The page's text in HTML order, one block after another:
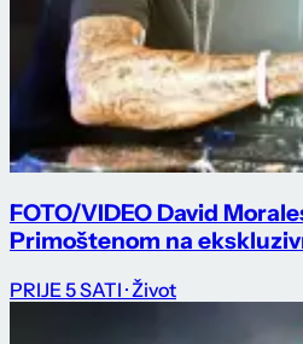
FOTO/VIDEO David
Primoštenom na
PRIJE 5 SATI · Život